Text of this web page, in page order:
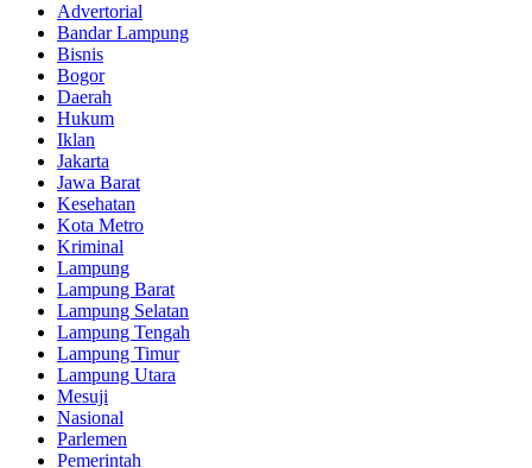
Advertorial
Bandar Lampung
Bisnis
Bogor
Daerah
Hukum
Iklan
Jakarta
Jawa Barat
Kesehatan
Kota Metro
Kriminal
Lampung
Lampung Barat
Lampung Selatan
Lampung Tengah
Lampung Timur
Lampung Utara
Mesuji
Nasional
Parlemen
Pemerintah